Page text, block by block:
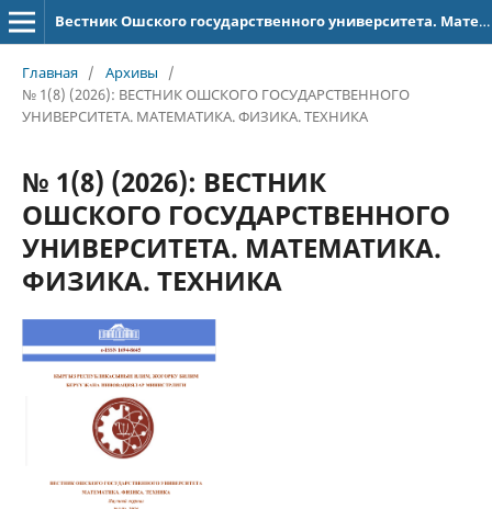
Вестник Ошского государственного университета. Математика. Физика. Техника
Главная / Архивы
/
№ 1(8) (2026): ВЕСТНИК ОШСКОГО ГОСУДАРСТВЕННОГО
УНИВЕРСИТЕТА. МАТЕМАТИКА. ФИЗИКА. ТЕХНИКА
№ 1(8) (2026): ВЕСТНИК
ОШСКОГО ГОСУДАРСТВЕННОГО
УНИВЕРСИТЕТА. МАТЕМАТИКА.
ФИЗИКА. ТЕХНИКА